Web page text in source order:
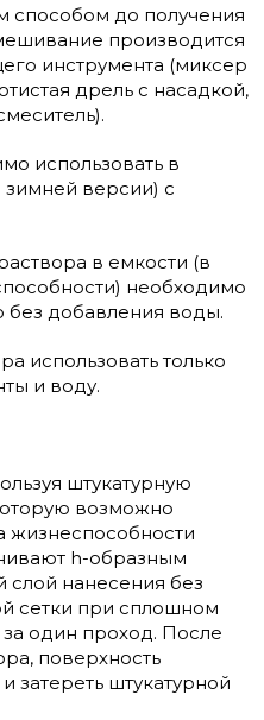
способом до получения
производится
инструмента (миксер
дрель с насадкой,
использовать в
зимней версии) с
в емкости (в
необходимо
без добавления воды.
использовать только
и воду.
штукатурную
возможно
жизнеспособности
h-образным
нанесения без
сетки при сплошном
один проход. После
поверхность
затереть штукатурной